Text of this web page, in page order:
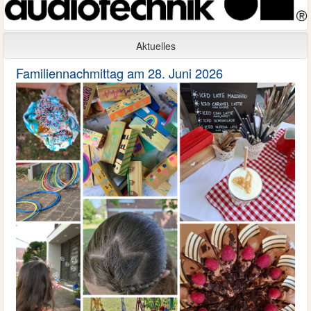
Aktuelles
Familiennachmittag am 28. Juni 2026